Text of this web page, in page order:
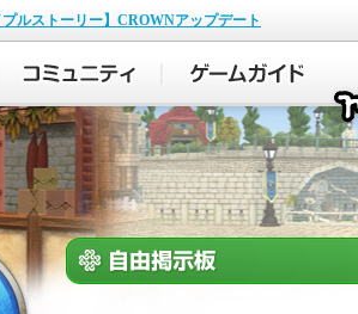
プルストーリー】CROWNアップデート